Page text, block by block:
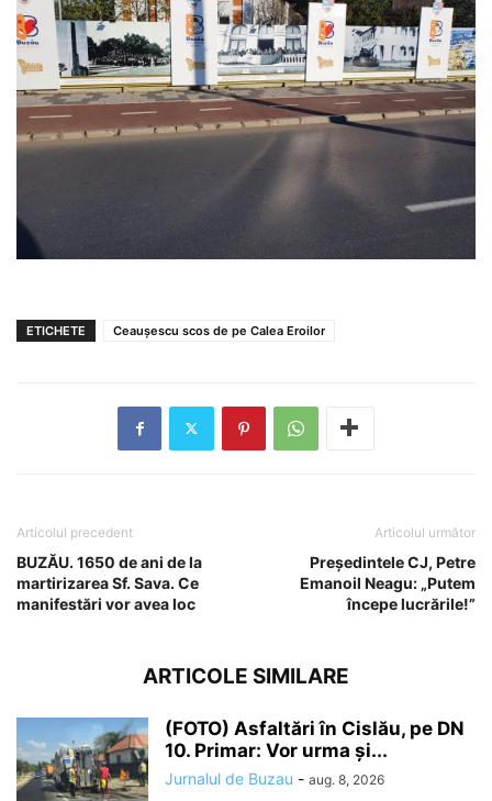
ETICHETE Ceaușescu scos de pe Calea Eroilor
Articolul precedent
BUZĂU. 1650 de ani de la
martirizarea Sf. Sava. Ce
manifestări vor avea loc
Articolul următor
Președintele CJ, Petre
Emanoil Neagu: „Putem
începe lucrările!”
ARTICOLE SIMILARE
(FOTO) Asfaltări în Cislău, pe DN
10. Primar: Vor urma și...
Jurnalul de Buzau - aug. 8, 2026